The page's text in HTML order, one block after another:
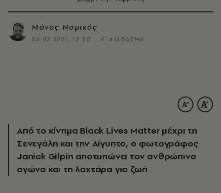
Μάνος Νομικός
06.02.2021, 13:30 4’ ΔΙΑΒΑΣΜΑ
Από το κίνημα Black Lives Matter μέχρι τη
Σενεγάλη και την Αίγυπτο, ο φωτογράφος
Janick Gilpin αποτυπώνει τον ανθρώπινο
αγώνα και τη λαχτάρα για ζωή